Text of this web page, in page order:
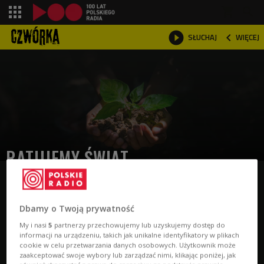
 SŁUCHAJ  WIĘCEJ

RATUJEMY ŚWIAT
O audycji
Jak zatrzymać umieranie Ziemi?
Dbamy o Twoją prywatność
My i nasi5 partnerzy przechowujemy lub uzyskujemy dostęp do
informacji na urządzeniu, takich jak unikalne identyfikatory w plikach
cookie w celu przetwarzania danych osobowych. Użytkownik może
zaakceptować swoje wybory lub zarządzać nimi, klikając poniżej, jak